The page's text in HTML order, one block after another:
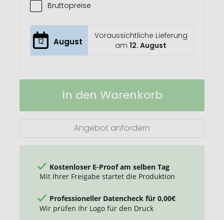
Bruttopreise
12 August
Voraussichtliche Lieferung
am12. August
Impact
Outdoor
Auf
In den Warenkorb
Angebot anfordern
Kostenloser E-Proof am selben Tag
Mit Ihrer Freigabe startet die Produktion
Professioneller Datencheck für 0,00€
Wir prüfen Ihr Logo für den Druck